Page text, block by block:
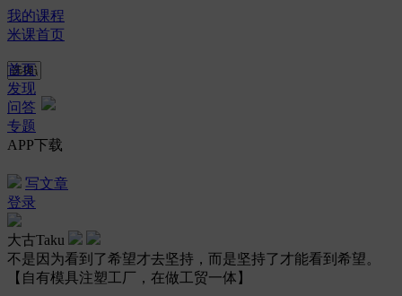
我的课程
米课首页
首页
发现
问答
专题
APP下载
写文章
登录
大古Taku
不是因为看到了希望才去坚持，而是坚持了才能看到希望。
【自有模具注塑工厂，在做工贸一体】